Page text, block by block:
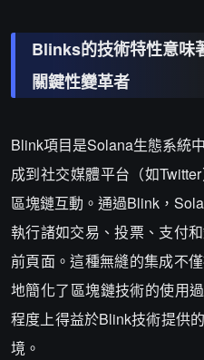
Blinks的技術特性意味
關鍵性變革者
Blink項目是Solana生態系統
成到社交媒體平台（如
區塊鏈互動。通過Blink，
執行諸如交易、投票、支付
前頁面。這種無縫的集成不
地簡化了區塊鏈技術的使用
程度上得益於Blink技術提供
境。